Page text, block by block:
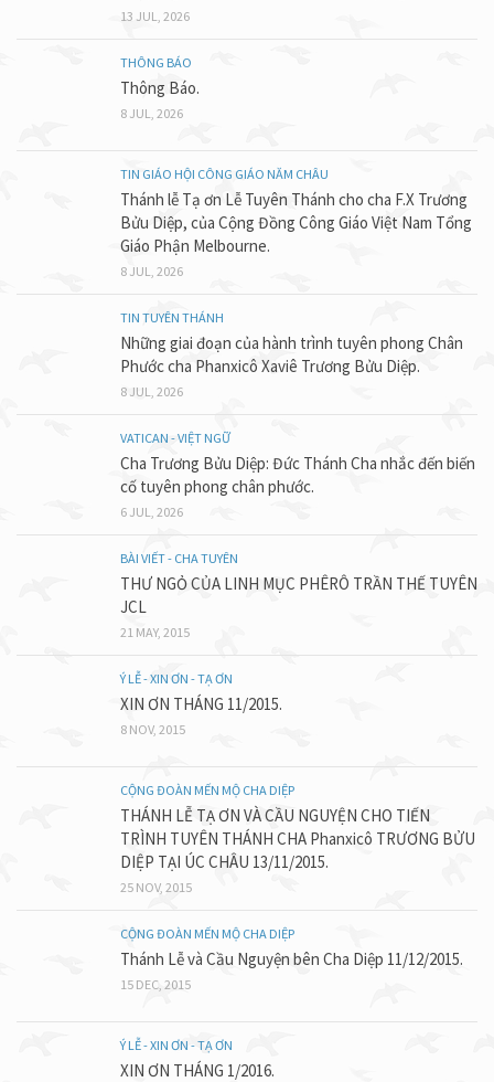
13 JUL, 2026
THÔNG BÁO
Thông Báo.
8 JUL, 2026
TIN GIÁO HỘI CÔNG GIÁO NĂM CHÂU
Thánh lễ Tạ ơn Lễ Tuyên Thánh cho cha F.X Trương
Bửu Diệp, của Cộng Đồng Công Giáo Việt Nam Tổng
Giáo Phận Melbourne.
8 JUL, 2026
TIN TUYÊN THÁNH
Những giai đoạn của hành trình tuyên phong Chân
Phước cha Phanxicô Xaviê Trương Bửu Diệp.
8 JUL, 2026
VATICAN - VIỆT NGỮ
Cha Trương Bửu Diệp: Đức Thánh Cha nhắc đến biến
cố tuyên phong chân phước.
6 JUL, 2026
BÀI VIẾT - CHA TUYÊN
THƯ NGỎ CỦA LINH MỤC PHÊRÔ TRẦN THẾ TUYÊN
JCL
21 MAY, 2015
Ý LỄ - XIN ƠN - TẠ ƠN
XIN ƠN THÁNG 11/2015.
8 NOV, 2015
CỘNG ĐOÀN MẾN MỘ CHA DIỆP
THÁNH LỄ TẠ ƠN VÀ CẦU NGUYỆN CHO TIẾN
TRÌNH TUYÊN THÁNH CHA Phanxicô TRƯƠNG BỬU
DIỆP TẠI ÚC CHÂU 13/11/2015.
25 NOV, 2015
CỘNG ĐOÀN MẾN MỘ CHA DIỆP
Thánh Lễ và Cầu Nguyện bên Cha Diệp 11/12/2015.
15 DEC, 2015
Ý LỄ - XIN ƠN - TẠ ƠN
XIN ƠN THÁNG 1/2016.